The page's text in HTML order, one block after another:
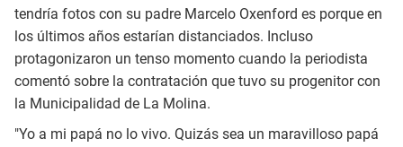
tendría fotos con su padre Marcelo Oxenford es porque en
los últimos años estarían distanciados. Incluso
protagonizaron un tenso momento cuando la periodista
comentó sobre la contratación que tuvo su progenitor con
la Municipalidad de La Molina.
"Yo a mi papá no lo vivo. Quizás sea un maravilloso papá